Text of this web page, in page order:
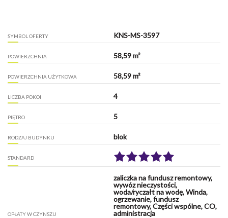
SYMBOL OFERTY KNS-MS-3597
POWIERZCHNIA 58,59 m²
POWIERZCHNIA UŻYTKOWA 58,59 m²
LICZBA POKOI 4
PIĘTRO 5
RODZAJ BUDYNKU blok
STANDARD
OPŁATY W CZYNSZU
zaliczka na fundusz remontowy,
wywóz nieczystości,
woda/ryczałt na wodę, Winda,
ogrzewanie, fundusz
remontowy, Części wspólne, CO,
administracja